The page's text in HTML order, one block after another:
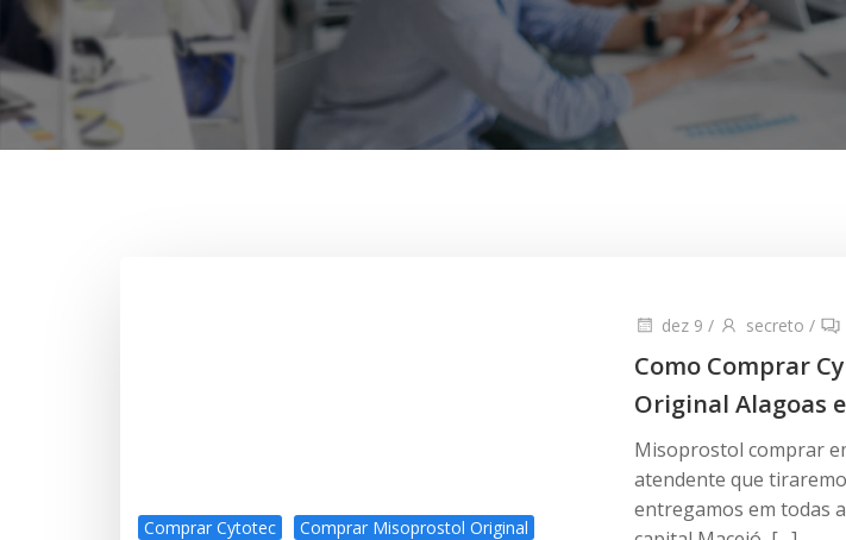
Comprar Cytotec
Comprar Misoprostol Original
dez 9 / secreto /
Como Comprar
Original Alagoas
Misoprostol comprar
atendente que
entregamos em todas